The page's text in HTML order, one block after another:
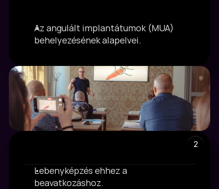
Az angulált implantátumok (MUA)
behelyezésének alapelvei.
Gyakorlati rész
Lebenyképzés ehhez a
beavatkozáshoz.
2